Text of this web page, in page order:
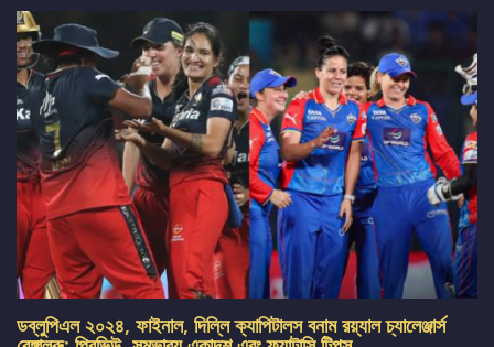
ডব্লুপিএল ২০২৪, ফাইনাল, দিল্লি ক্যাপিটালস বনাম রয়্যাল চ্যালেঞ্জার্স